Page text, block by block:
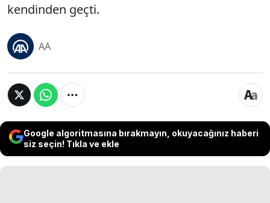
kendinden geçti.
AA
Google algoritmasına bırakmayın, okuyacağınız haberi
siz seçin! Tıkla ve ekle